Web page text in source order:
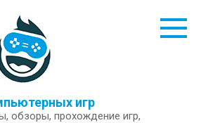
игр
обзоры, прохождение игр,